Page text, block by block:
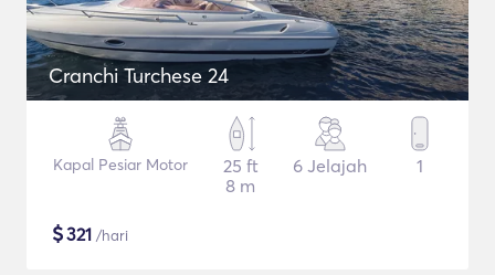
Cranchi Turchese 24
Kapal Pesiar Motor
25 ft
8 m
6 Jelajah 1
$321 /hari